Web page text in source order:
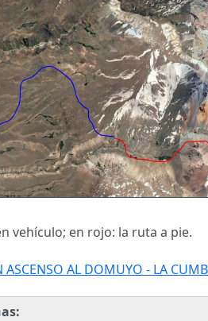
vehículo; en rojo: la ruta a pie.
ASCENSO AL DOMUYO - LA